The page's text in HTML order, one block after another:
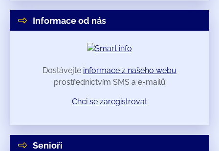
Informace od nás
Dostávejte informace z našeho webu
prostřednictvím SMS a e-mailů
Chci se zaregistrovat
Senioři